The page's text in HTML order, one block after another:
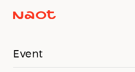
Event